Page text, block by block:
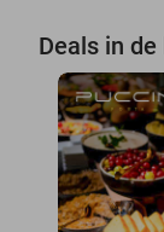
Deals in